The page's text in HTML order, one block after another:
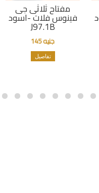
مفتاح ثلاثى جى
فينوس فلات -اسود
J97.1B
جنيه 145
تفاصيل